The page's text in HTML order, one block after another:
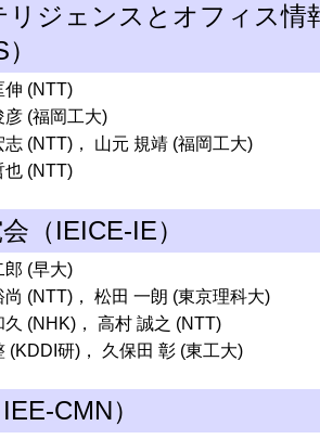
リジェンスとオフィス情
伸 (NTT)
彦 (福岡工大)
志 (NTT)， 山元 規靖 (福岡工大)
也 (NTT)
（IEICE-IE）
郎 (早大)
尚 (NTT)， 松田 一朗 (東京理科大)
久 (NHK)， 高村 誠之 (NTT)
(KDDI研)， 久保田 彰 (東工大)
CMN）